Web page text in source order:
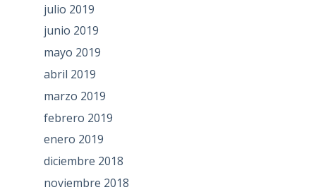
julio 2019
junio 2019
mayo 2019
abril 2019
marzo 2019
febrero 2019
enero 2019
diciembre 2018
noviembre 2018